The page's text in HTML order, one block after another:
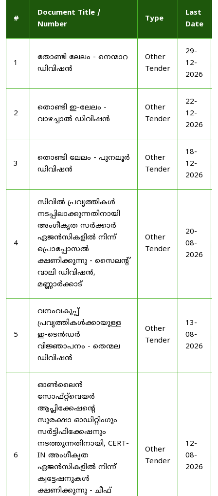
#
Document Title /
Number
Type
Last
Date
1
തോണ്ടി ലേലം - നെന്മാറ
ഡിവിഷൻ
Other
Tender
29-
12-
2026
2
തൊണ്ടി ഇ-ലേലം -
വാഴച്ചാൽ ഡിവിഷൻ
Other
Tender
22-
12-
2026
3
തൊണ്ടി ലേലം - പുനലൂർ
ഡിവിഷൻ
Other
Tender
18-
12-
2026
4
സിവിൽ പ്രവൃത്തികൾ
നടപ്പിലാക്കുന്നതിനായി
അംഗീകൃത സർക്കാർ
ഏജൻസികളിൽ നിന്ന്
പ്രൊപ്പോസൽ
ക്ഷണിക്കുന്നു - സൈലന്റ്
വാലി ഡിവിഷൻ,
മണ്ണാർക്കാട്
Other
Tender
20-
08-
2026
5
വനംവകുപ്പ്
പ്രവൃത്തികൾക്കായുള്ള
ഇ-ടെൻഡർ
വിജ്ഞാപനം - തെന്മല
ഡിവിഷൻ
Other
Tender
13-
08-
2026
6
ഓൺലൈൻ
സോഫ്റ്റ്‌വെയർ
ആപ്ലിക്കേഷന്റെ
സുരക്ഷാ ഓഡിറ്റിംഗും
സർട്ടിഫിക്കേഷനും
നടത്തുന്നതിനായി, CERT-
IN അംഗീകൃത
ഏജൻസികളിൽ നിന്ന്
ക്വട്ടേഷനുകൾ
ക്ഷണിക്കുന്നു - ചീഫ്
Other
Tender
12-
08-
2026